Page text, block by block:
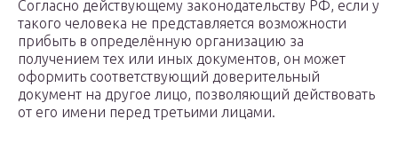
Согласно действующему законодательству РФ, если у
такого человека не представляется возможности
прибыть в определённую организацию за
получением тех или иных документов, он может
оформить соответствующий доверительный
документ на другое лицо, позволяющий действовать
от его имени перед третьими лицами.